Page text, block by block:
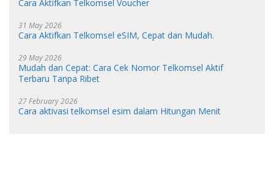
Cara Aktifkan Telkomsel Voucher
31 May 2026
Cara Aktifkan Telkomsel eSIM, Cepat dan Mudah.
29 May 2026
Mudah dan Cepat: Cara Cek Nomor Telkomsel Aktif
Terbaru Tanpa Ribet
27 February 2026
Cara aktivasi telkomsel esim dalam Hitungan Menit